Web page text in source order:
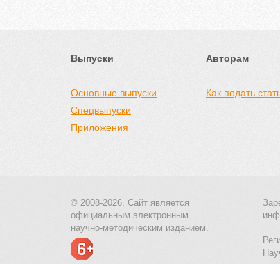
Выпуски
Основные выпуски
Спецвыпуски
Приложения
Авторам
Как подать
© 2008-2026, Сайт является
официальным электронным
научно-методическим изданием.